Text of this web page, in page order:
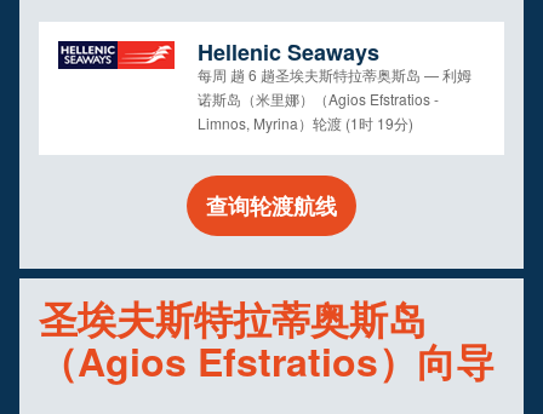
Hellenic Seaways
每周 趟 6 趟圣埃夫斯特拉蒂奥斯岛 — 利姆
诺斯岛（米里娜）（Agios Efstratios -
Limnos, Myrina）轮渡 (1时 19分)
查询轮渡航线
圣埃夫斯特拉蒂奥斯岛
（Agios Efstratios）向导